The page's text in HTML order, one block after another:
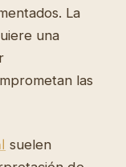
La
una
las
suelen